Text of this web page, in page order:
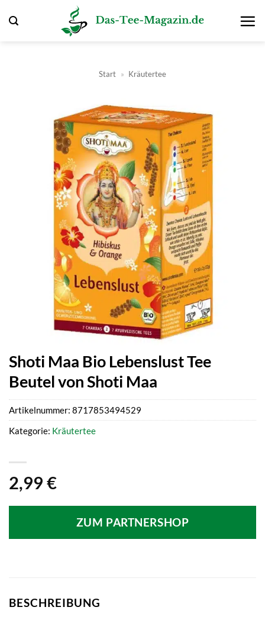
Inhalt
Start » Kräutertee
Shoti Maa Bio Lebenslust Tee
Beutel von Shoti Maa
2,99 €
ZUM PARTNERSHOP
Artikelnummer: 8717853494529
Kategorie: Kräutertee
BESCHREIBUNG